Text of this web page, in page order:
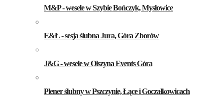
M&P - wesele w Szybie Bończyk, Mysłowice
E&Ł - sesja ślubna Jura, Góra Zborów
J&G - wesele w Olszyna Events Góra
Plener ślubny w Pszczynie, Łące i Goczałkowicach